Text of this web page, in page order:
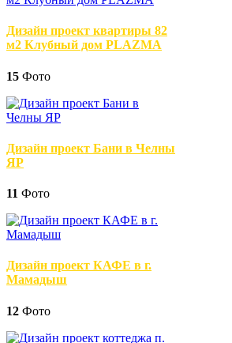
Дизайн проект квартиры 82
м2 Клубный дом PLAZMA
15 Фото
Дизайн проект Бани в Челны
ЯР
11 Фото
Дизайн проект КАФЕ в г.
Мамадыш
12 Фото